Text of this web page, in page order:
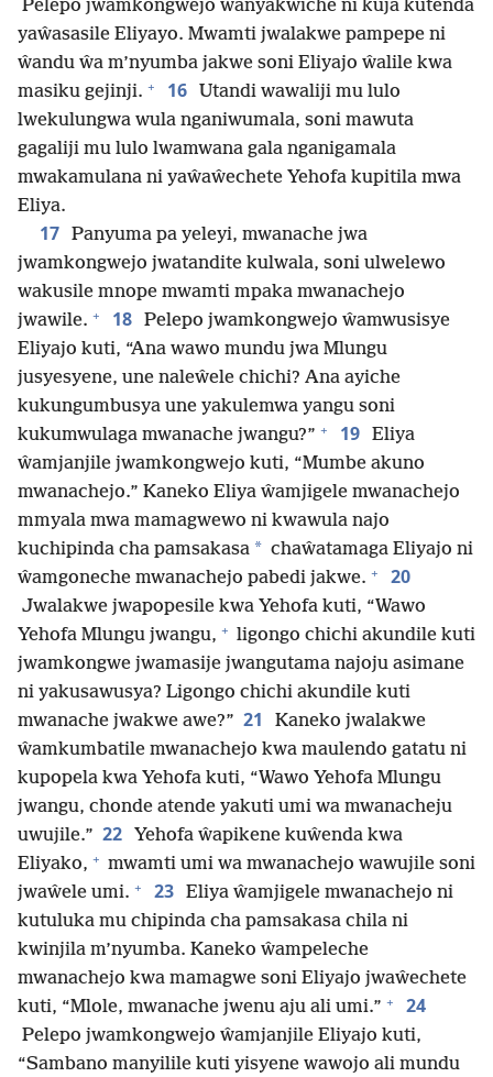
Pelepo jwamkongwejo ŵanyakwiche ni kuja kutenda
yaŵasasile Eliyayo. Mwamti jwalakwe pampepe ni
ŵandu ŵa m’nyumba jakwe soni Eliyajo ŵalile kwa
masiku gejinji. + 16
Utandi wawaliji mu lulo
lwekulungwa wula nganiwumala, soni mawuta
gagaliji mu lulo lwamwana gala nganigamala
mwakamulana ni yaŵaŵechete Yehofa kupitila mwa
Eliya.
17 Panyuma pa yeleyi, mwanache jwa
jwamkongwejo jwatandite kulwala, soni ulwelewo
wakusile mnope mwamti mpaka mwanachejo
jwawile. + 18 Pelepo jwamkongwejo ŵamwusisye
Eliyajo kuti, “Ana wawo mundu jwa Mlungu
jusyesyene, une naleŵele chichi? Ana ayiche
kukungumbusya une yakulemwa yangu soni
kukumwulaga mwanache jwangu?” + 19 Eliya
ŵamjanjile jwamkongwejo kuti, “Mumbe akuno
mwanachejo.” Kaneko Eliya ŵamjigele mwanachejo
mmyala mwa mamagwewo ni kwawula najo
kuchipinda cha pamsakasa * chaŵatamaga Eliyajo ni
ŵamgoneche mwanachejo pabedi jakwe. + 20
Jwalakwe jwapopesile kwa Yehofa kuti, “Wawo
Yehofa Mlungu jwangu, + ligongo chichi akundile kuti
jwamkongwe jwamasije jwangutama najoju asimane
ni yakusawusya? Ligongo chichi akundile kuti
mwanache jwakwe awe?” 21
Kaneko jwalakwe
ŵamkumbatile mwanachejo kwa maulendo gatatu ni
kupopela kwa Yehofa kuti, “Wawo Yehofa Mlungu
jwangu, chonde atende yakuti umi wa mwanacheju
uwujile.” 22
Yehofa ŵapikene kuŵenda kwa
Eliyako, + mwamti umi wa mwanachejo wawujile soni
jwaŵele umi. + 23 Eliya ŵamjigele mwanachejo ni
kutuluka mu chipinda cha pamsakasa chila ni
kwinjila m’nyumba. Kaneko ŵampeleche
mwanachejo kwa mamagwe soni Eliyajo jwaŵechete
kuti, “Mlole, mwanache jwenu aju ali umi.” + 24
Pelepo jwamkongwejo ŵamjanjile Eliyajo kuti,
“Sambano manyilile kuti yisyene wawojo ali mundu